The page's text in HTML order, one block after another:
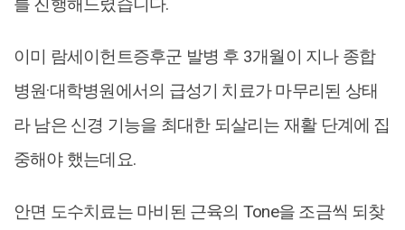
이미 람세이헌트증후군 발병 후 3개월이 지나 종합
병원·대학병원에서의 급성기 치료가 마무리된 상태
라 남은 신경 기능을 최대한 되살리는 재활 단계에 집
중해야 했는데요.
안면 도수치료는 마비된 근육의 Tone을 조금씩 되찾